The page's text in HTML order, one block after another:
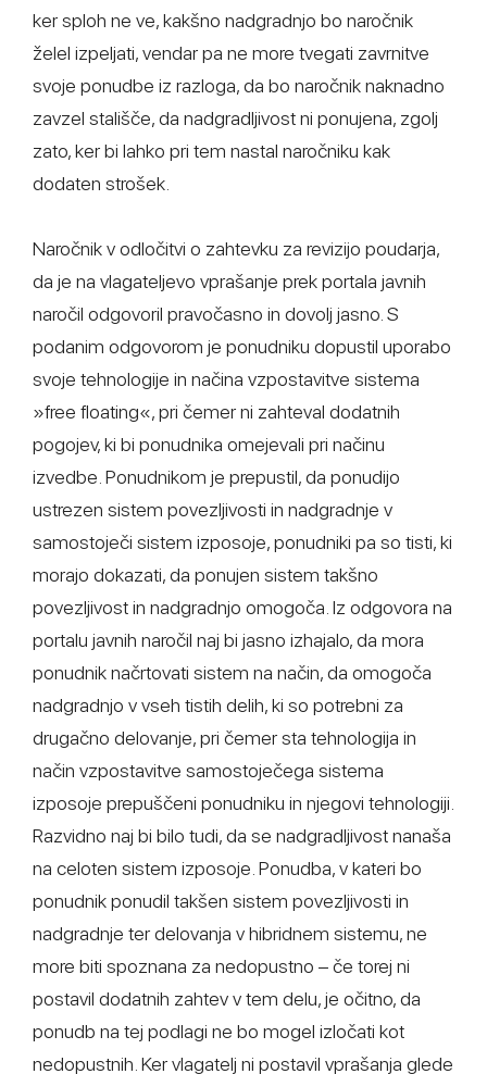
ker sploh ne ve, kakšno nadgradnjo bo naročnik
želel izpeljati, vendar pa ne more tvegati zavrnitve
svoje ponudbe iz razloga, da bo naročnik naknadno
zavzel stališče, da nadgradljivost ni ponujena, zgolj
zato, ker bi lahko pri tem nastal naročniku kak
dodaten strošek.
Naročnik v odločitvi o zahtevku za revizijo poudarja,
da je na vlagateljevo vprašanje prek portala javnih
naročil odgovoril pravočasno in dovolj jasno. S
podanim odgovorom je ponudniku dopustil uporabo
svoje tehnologije in načina vzpostavitve sistema
»free floating«, pri čemer ni zahteval dodatnih
pogojev, ki bi ponudnika omejevali pri načinu
izvedbe. Ponudnikom je prepustil, da ponudijo
ustrezen sistem povezljivosti in nadgradnje v
samostoječi sistem izposoje, ponudniki pa so tisti, ki
morajo dokazati, da ponujen sistem takšno
povezljivost in nadgradnjo omogoča. Iz odgovora na
portalu javnih naročil naj bi jasno izhajalo, da mora
ponudnik načrtovati sistem na način, da omogoča
nadgradnjo v vseh tistih delih, ki so potrebni za
drugačno delovanje, pri čemer sta tehnologija in
način vzpostavitve samostoječega sistema
izposoje prepuščeni ponudniku in njegovi tehnologiji.
Razvidno naj bi bilo tudi, da se nadgradljivost nanaša
na celoten sistem izposoje. Ponudba, v kateri bo
ponudnik ponudil takšen sistem povezljivosti in
nadgradnje ter delovanja v hibridnem sistemu, ne
more biti spoznana za nedopustno – če torej ni
postavil dodatnih zahtev v tem delu, je očitno, da
ponudb na tej podlagi ne bo mogel izločati kot
nedopustnih. Ker vlagatelj ni postavil vprašanja glede